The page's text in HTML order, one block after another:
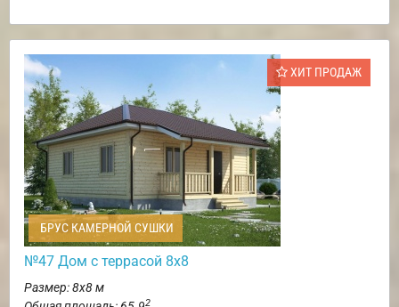
ХИТ ПРОДАЖ
БРУС КАМЕРНОЙ СУШКИ
№47 Дом с террасой 8х8
Размер: 8х8 м
2